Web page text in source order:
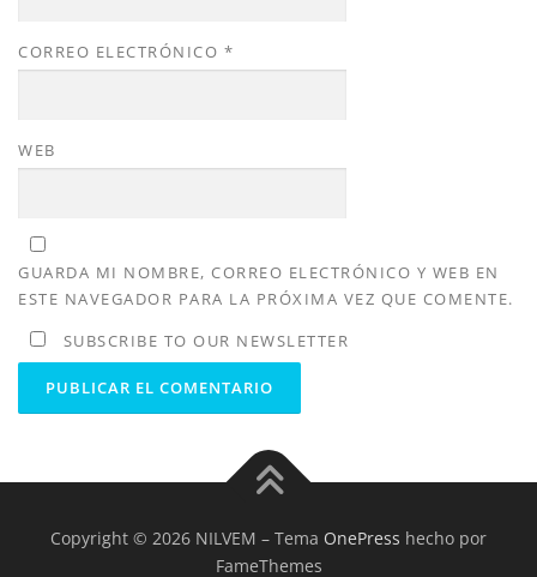
CORREO ELECTRÓNICO *
WEB
GUARDA MI NOMBRE, CORREO ELECTRÓNICO Y WEB EN
ESTE NAVEGADOR PARA LA PRÓXIMA VEZ QUE COMENTE.
SUBSCRIBE TO OUR NEWSLETTER
Copyright © 2026 NILVEM – Tema OnePress hecho por
FameThemes